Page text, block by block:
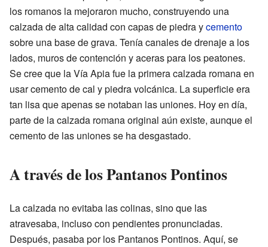
los romanos la mejoraron mucho, construyendo una
calzada de alta calidad con capas de piedra ycemento
sobre una base de grava. Tenía canales de drenaje a los
lados, muros de contención y aceras para los peatones.
Se cree que la Vía Apia fue la primera calzada romana en
usar cemento de cal y piedra volcánica. La superficie era
tan lisa que apenas se notaban las uniones. Hoy en día,
parte de la calzada romana original aún existe, aunque el
cemento de las uniones se ha desgastado.
A través de los Pantanos Pontinos
La calzada no evitaba las colinas, sino que las
atravesaba, incluso con pendientes pronunciadas.
Después, pasaba por los Pantanos Pontinos. Aquí, se